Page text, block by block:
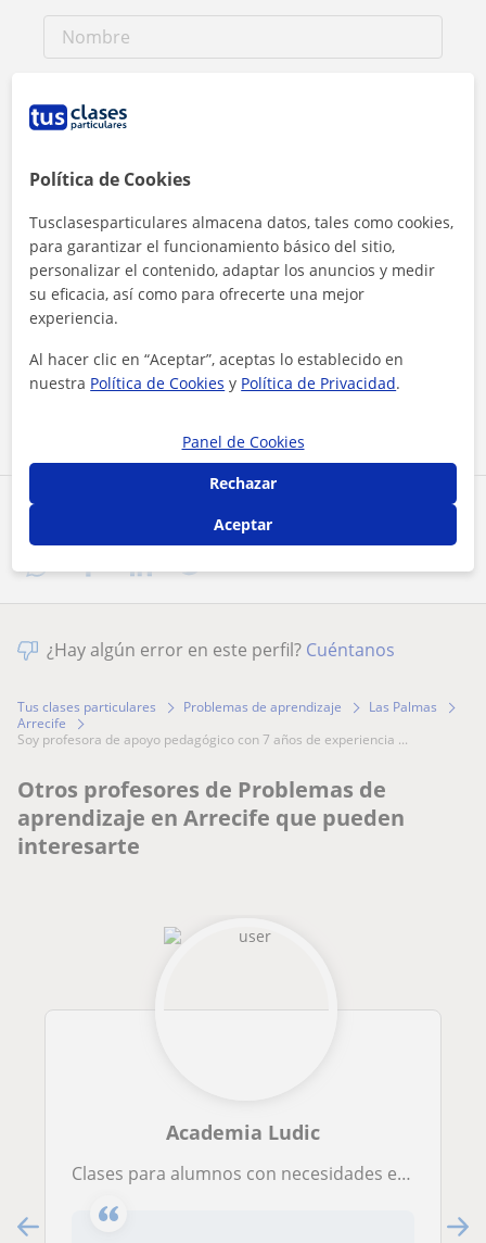
Comparte a este profesor
¿Hay algún error en este perfil? Cuéntanos
Tus clases particulares Problemas de aprendizaje
Las Palmas
Arrecife
soy profesora de apoyo pedagógico con 7 años de experiencia ...
Otros profesores de Problemas de
aprendizaje en Arrecife que pueden
interesarte
Academia Ludic
Clases para alumnos con necesidades educativas especiales.
Política de Cookies
Tusclasesparticulares almacena datos, tales como cookies,
para garantizar el funcionamiento básico del sitio,
personalizar el contenido, adaptar los anuncios y medir
su eficacia, así como para ofrecerte una mejor
experiencia.
Al hacer clic en “Aceptar”, aceptas lo establecido en
nuestra Política de Cookies y Política de Privacidad.
Panel de Cookies
Rechazar
Aceptar